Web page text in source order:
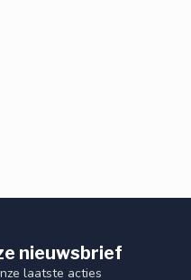
nieuwsbrief
laatste acties